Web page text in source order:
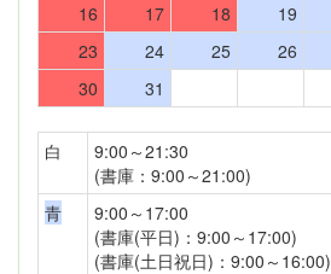
16
17 18 19
23
24 25 26
30
31
白
9:00～21:30
(書庫：9:00～21:00)
青
9:00～17:00
(書庫(平日)：9:00～17:00)
(書庫(土日祝日)：9:00～16:00)